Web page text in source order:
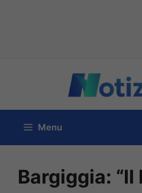
contenuto
Menu
Bargiggia: “Il